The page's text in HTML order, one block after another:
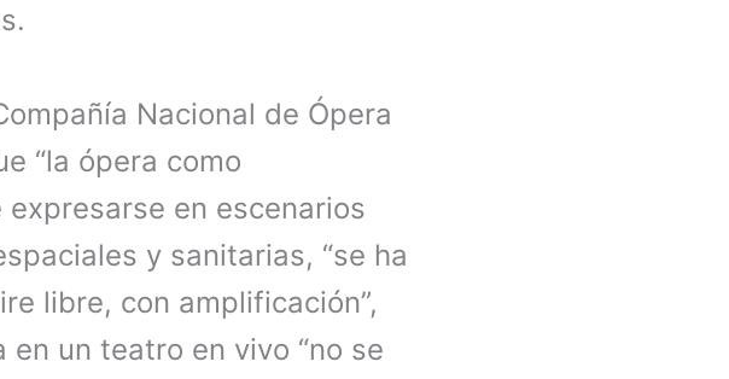
Nacional de Ópera
“la ópera como
en escenarios
y sanitarias, “se ha
libre, con amplificación”,
un teatro en vivo “no se